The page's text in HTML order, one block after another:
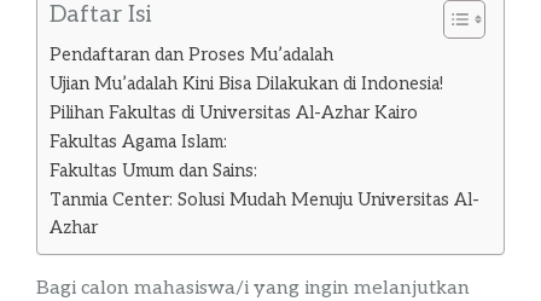
Daftar Isi
Pendaftaran dan Proses Mu’adalah
Ujian Mu’adalah Kini Bisa Dilakukan di Indonesia!
Pilihan Fakultas di Universitas Al-Azhar Kairo
Fakultas Agama Islam:
Fakultas Umum dan Sains:
Tanmia Center: Solusi Mudah Menuju Universitas Al-
Azhar
Bagi calon mahasiswa/i yang ingin melanjutkan